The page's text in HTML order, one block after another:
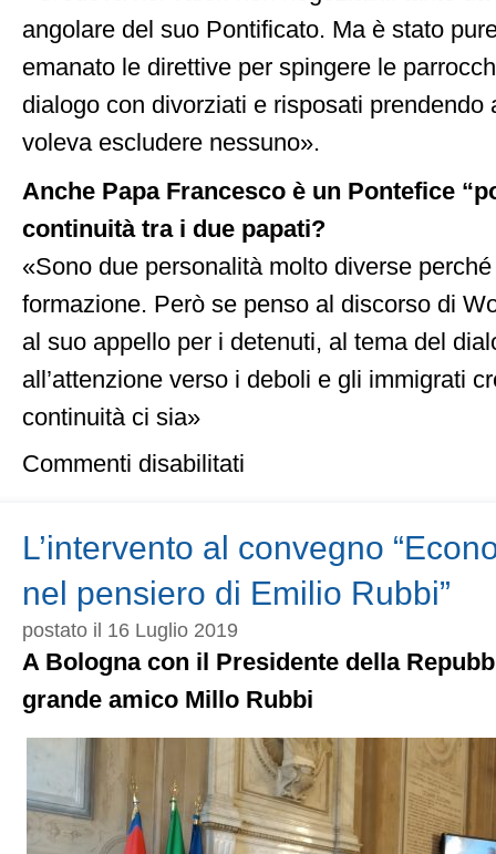
angolare del suo Pontificato. Ma è stato
emanato le direttive per spingere le
dialogo con divorziati e risposati prendendo
voleva escludere nessuno».
Anche Papa Francesco è un Pontefice
continuità tra i due papati?
«Sono due personalità molto diverse
formazione. Però se penso al discorso di
al suo appello per i detenuti, al tema del
all’attenzione verso i deboli e gli immigrati
continuità ci sia»
Commenti disabilitati
tutti
totalitarismi
L’intervento al convegno
nel pensiero di Emilio Rubbi”
postato il 16 Luglio 2019
A Bologna con il Presidente della
grande amico Millo Rubbi